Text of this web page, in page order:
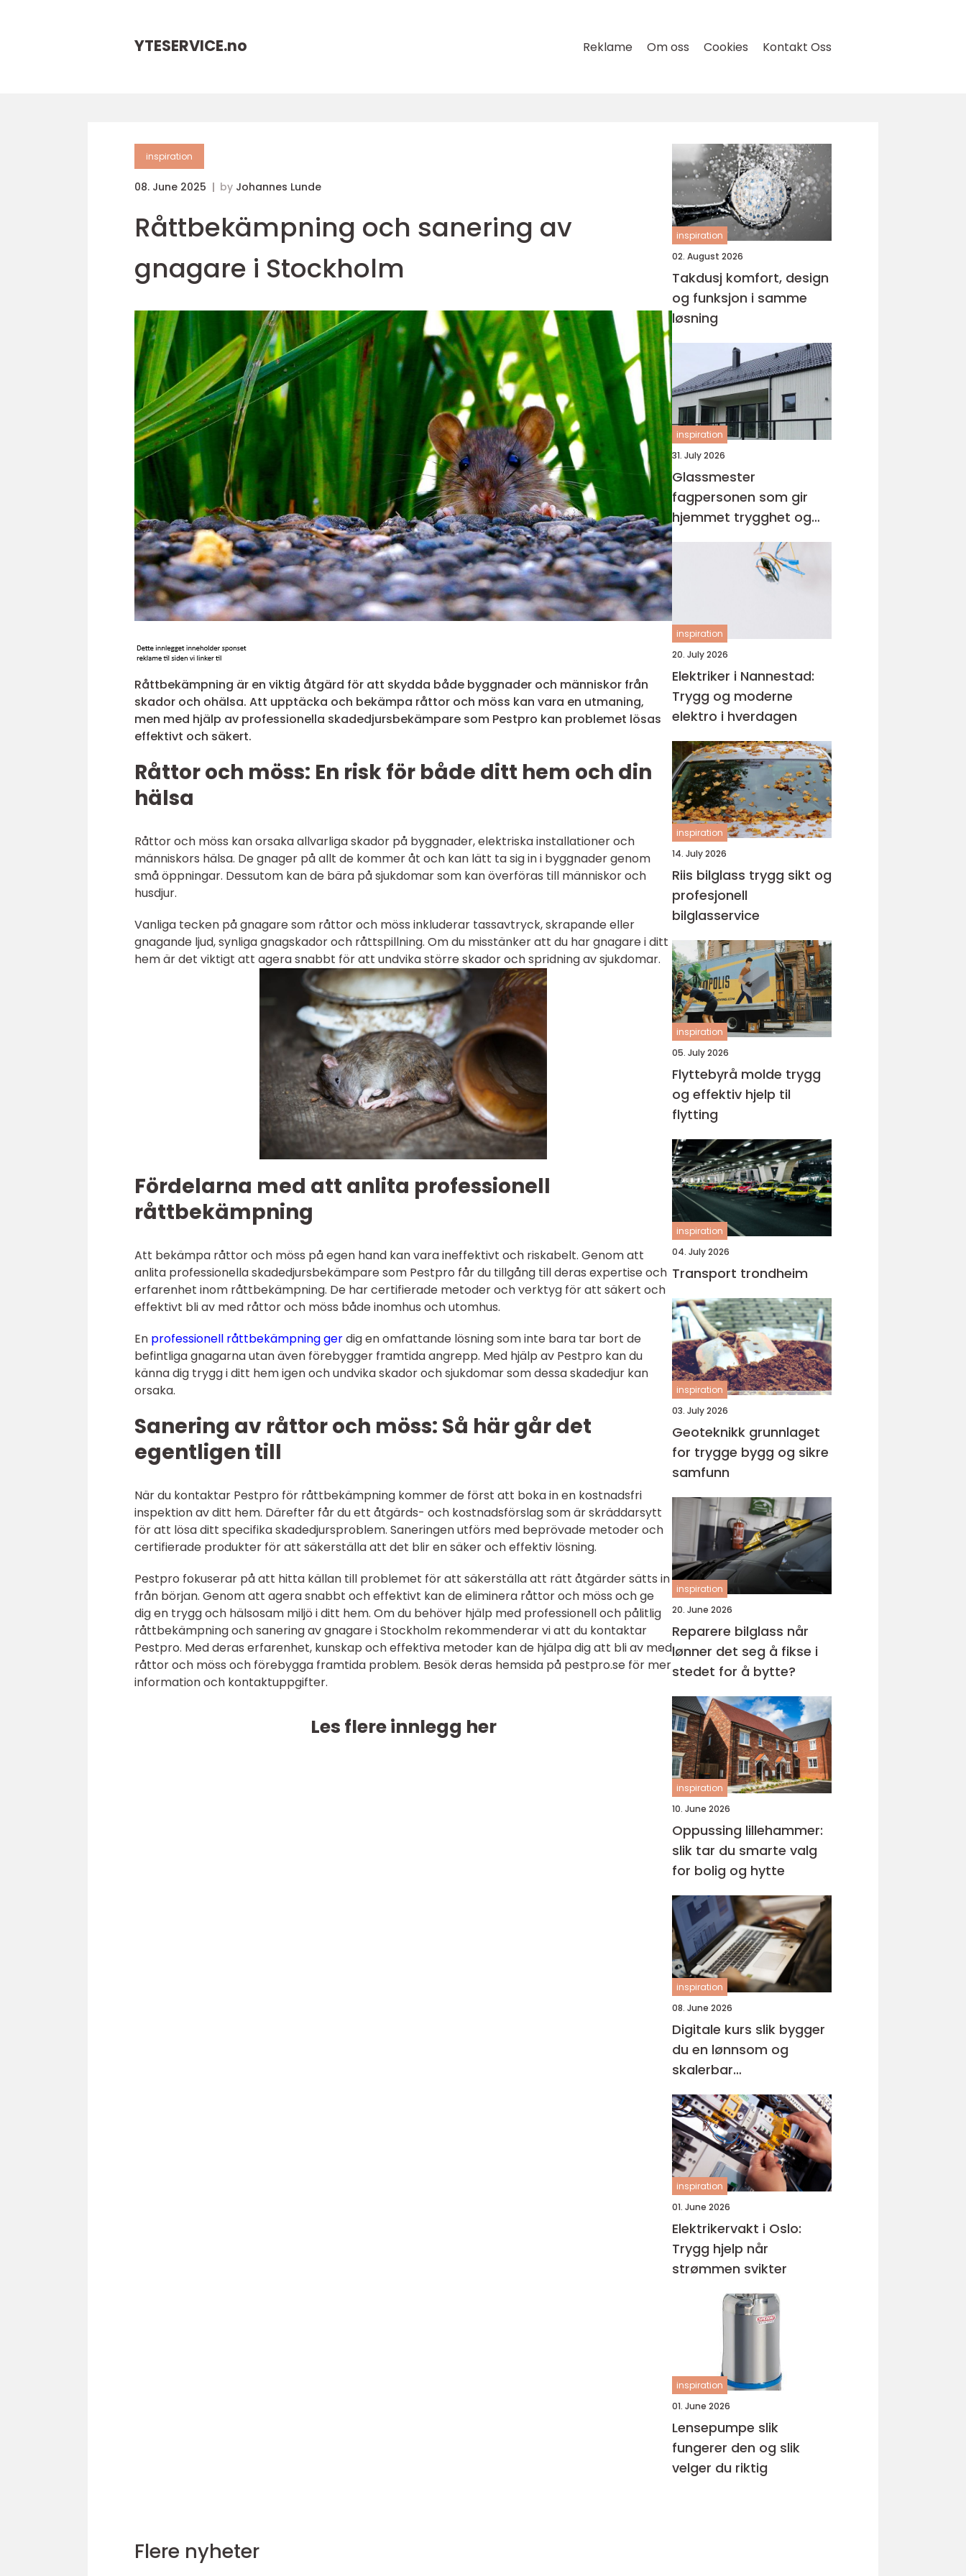
YTESERVICE.no Reklame Om oss Cookies Kontakt Oss
inspiration
08. June 2025 by Johannes Lunde
Råttbekämpning och sanering av
gnagare i Stockholm
Råttbekämpning är en viktig åtgärd för att skydda både byggnader och människor från
skador och ohälsa. Att upptäcka och bekämpa råttor och möss kan vara en utmaning,
men med hjälp av professionella skadedjursbekämpare som Pestpro kan problemet lösas
effektivt och säkert.
Råttor och möss: En risk för både ditt hem och din
hälsa
Råttor och möss kan orsaka allvarliga skador på byggnader, elektriska installationer och
människors hälsa. De gnager på allt de kommer åt och kan lätt ta sig in i byggnader genom
små öppningar. Dessutom kan de bära på sjukdomar som kan överföras till människor och
husdjur.
Vanliga tecken på gnagare som råttor och möss inkluderar tassavtryck, skrapande eller
gnagande ljud, synliga gnagskador och råttspillning. Om du misstänker att du har gnagare i ditt
hem är det viktigt att agera snabbt för att undvika större skador och spridning av sjukdomar.
Fördelarna med att anlita professionell
råttbekämpning
Att bekämpa råttor och möss på egen hand kan vara ineffektivt och riskabelt. Genom att
anlita professionella skadedjursbekämpare som Pestpro får du tillgång till deras expertise och
erfarenhet inom råttbekämpning. De har certifierade metoder och verktyg för att säkert och
effektivt bli av med råttor och möss både inomhus och utomhus.
En professionell råttbekämpning gerdig en omfattande lösning som inte bara tar bort de
befintliga gnagarna utan även förebygger framtida angrepp. Med hjälp av Pestpro kan du
känna dig trygg i ditt hem igen och undvika skador och sjukdomar som dessa skadedjur kan
orsaka.
Sanering av råttor och möss: Så här går det
egentligen till
När du kontaktar Pestpro för råttbekämpning kommer de först att boka in en kostnadsfri
inspektion av ditt hem. Därefter får du ett åtgärds- och kostnadsförslag som är skräddarsytt
för att lösa ditt specifika skadedjursproblem. Saneringen utförs med beprövade metoder och
certifierade produkter för att säkerställa att det blir en säker och effektiv lösning.
Pestpro fokuserar på att hitta källan till problemet för att säkerställa att rätt åtgärder sätts in
från början. Genom att agera snabbt och effektivt kan de eliminera råttor och möss och ge
dig en trygg och hälsosam miljö i ditt hem. Om du behöver hjälp med professionell och pålitlig
råttbekämpning och sanering av gnagare i Stockholm rekommenderar vi att du kontaktar
Pestpro. Med deras erfarenhet, kunskap och effektiva metoder kan de hjälpa dig att bli av med
råttor och möss och förebygga framtida problem. Besök deras hemsida på pestpro.se för mer
information och kontaktuppgifter.
Les flere innlegg her
inspiration
02. August 2026
Takdusj komfort, design
og funksjon i samme
løsning
inspiration
31. July 2026
Glassmester
fagpersonen som gir
hjemmet trygghet og
lys
inspiration
20. July 2026
Elektriker i Nannestad:
Trygg og moderne
elektro i hverdagen
inspiration
14. July 2026
Riis bilglass trygg sikt og
profesjonell
bilglasservice
inspiration
05. July 2026
Flyttebyrå molde trygg
og effektiv hjelp til
flytting
inspiration
04. July 2026
Transport trondheim
inspiration
03. July 2026
Geoteknikk grunnlaget
for trygge bygg og sikre
samfunn
inspiration
20. June 2026
Reparere bilglass når
lønner det seg å fikse i
stedet for å bytte?
inspiration
10. June 2026
Oppussing lillehammer:
slik tar du smarte valg
for bolig og hytte
inspiration
08. June 2026
Digitale kurs slik bygger
du en lønnsom og
skalerbar
kunnskapsbedrift
inspiration
01. June 2026
Elektrikervakt i Oslo:
Trygg hjelp når
strømmen svikter
inspiration
01. June 2026
Lensepumpe slik
fungerer den og slik
velger du riktig
Flere nyheter